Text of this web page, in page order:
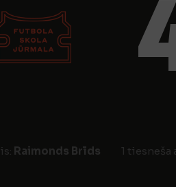
Raimonds Brīds 1 tiesneša